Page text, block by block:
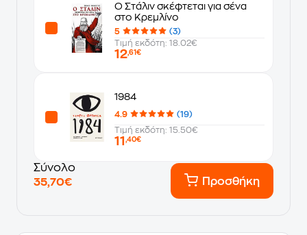
Ο Στάλιν σκέφτεται για σένα
στο Κρεμλίνο
5
(3)
Τιμή εκδότη: 18.02€
12,61€
1984
4.9
(19)
Τιμή εκδότη: 15.50€
11 ,40€
Σύνολο
35,70€
Προσθήκη